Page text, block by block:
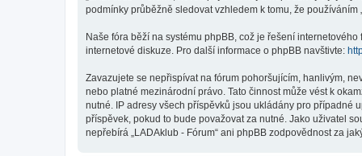
podmínky průběžně sledovat vzhledem k tomu, že používáním
Naše fóra běží na systému phpBB, což je řešení internetového
internetové diskuze. Pro další informace o phpBB navštivte:
Zavazujete se nepřispívat na fórum pohoršujícím, hanlivým,
nebo platné mezinárodní právo. Tato činnost může vést k
nutné. IP adresy všech příspěvků jsou ukládány pro případné
příspěvek, pokud to bude považovat za nutné. Jako uživatel
nepřebírá „LADAklub - Fórum“ ani phpBB zodpovědnost za